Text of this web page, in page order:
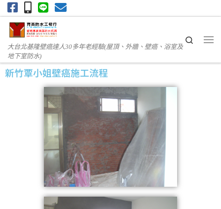
Skip to content
大台北基隆壁癌達人30多年老經驗(屋頂、外牆、壁癌、浴室及
地下室防水)
Search
新竹覃小姐壁癌施工流程